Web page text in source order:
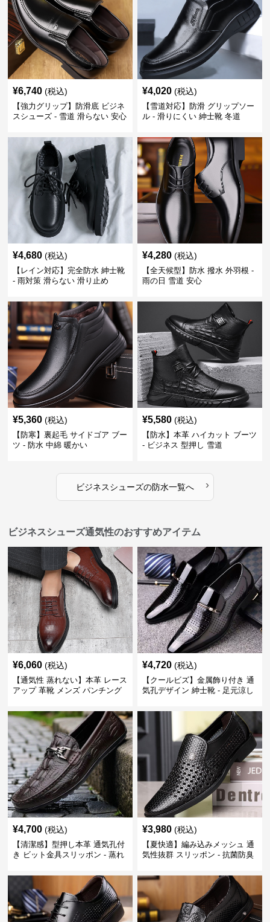
¥6,740 (税込)
【強力グリップ】防滑底 ビジネ
スシューズ - 雪道 滑らない 安心
¥4,020 (税込)
【雪道対応】防滑 グリップソー
ル - 滑りにくい 紳士靴 冬道
¥4,680 (税込)
【レイン対応】完全防水 紳士靴
- 雨対策 滑らない 滑り止め
¥4,280 (税込)
【全天候型】防水 撥水 外羽根 -
雨の日 雪道 安心
¥5,360 (税込)
【防寒】裏起毛 サイドゴア ブー
ツ - 防水 中綿 暖かい
¥5,580 (税込)
【防水】本革 ハイカット ブーツ
- ビジネス 型押し 雪道
ビジネスシューズの防水一覧へ ›
ビジネスシューズ通気性のおすすめアイテム
¥6,060 (税込)
【通気性 蒸れない】本革 レース
アップ 革靴 メンズ パンチング
い 営業
¥4,720 (税込)
【クールビズ】金属飾り付き 通
気孔デザイン 紳士靴 - 足元涼し
¥4,700 (税込)
【清潔感】型押し本革 通気孔付
き ビット金具スリッポン - 蒸れ
¥3,980 (税込)
【夏快適】編み込みメッシュ 通
気性抜群 スリッポン - 抗菌防臭